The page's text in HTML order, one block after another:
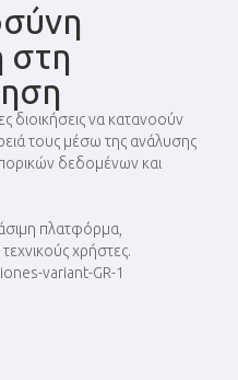
στη
διοικήσεις να κατανοούν
τους μέσω της ανάλυσης
δεδομένων και
πλατφόρμα,
χρήστες.